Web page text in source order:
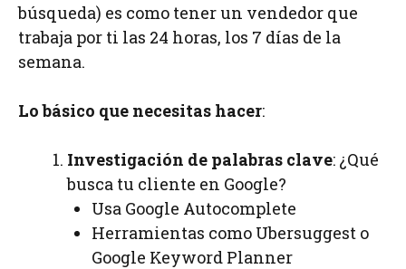
búsqueda) es como tener un vendedor que
trabaja por ti las 24 horas, los 7 días de la
semana.
Lo básico que necesitas hacer:
Investigación de palabras clave: ¿Qué
busca tu cliente en Google?
Usa Google Autocomplete
Herramientas como Ubersuggest o
Google Keyword Planner